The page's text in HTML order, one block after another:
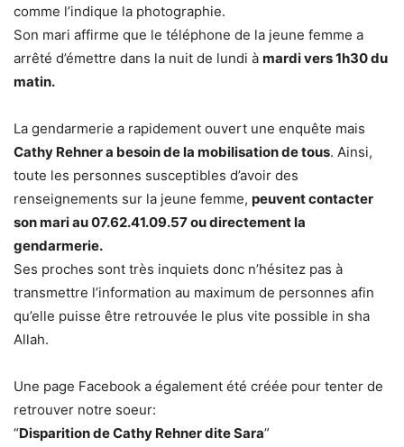
comme l’indique la photographie.
Son mari affirme que le téléphone de la jeune femme a
arrêté d’émettre dans la nuit de lundi à mardi vers 1h30 du
matin.
La gendarmerie a rapidement ouvert une enquête mais
Cathy Rehner a besoin de la mobilisation de tous. Ainsi,
toute les personnes susceptibles d’avoir des
renseignements sur la jeune femme, peuvent contacter
son mari au 07.62.41.09.57 ou directement la
gendarmerie.
Ses proches sont très inquiets donc n’hésitez pas à
transmettre l’information au maximum de personnes afin
qu’elle puisse être retrouvée le plus vite possible in sha
Allah.
Une page Facebook a également été créée pour tenter de
retrouver notre soeur:
“Disparition de Cathy Rehner dite Sara”